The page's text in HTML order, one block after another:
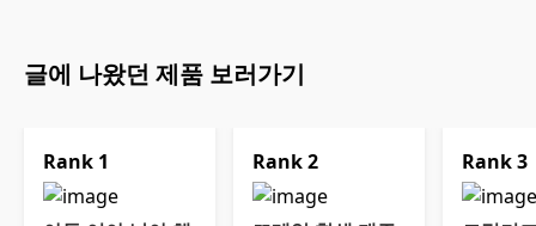
글에 나왔던 제품 보러가기
Rank 1 Rank2 Rank3